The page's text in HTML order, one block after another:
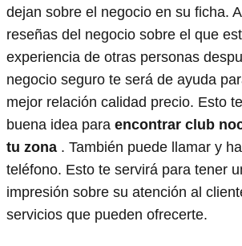
dejan sobre el negocio en su ficha.
reseñas del negocio sobre el que
experiencia de otras personas
negocio seguro te será de ayuda
mejor relación calidad precio. Esto
buena idea para encontrar club
tu zona . También puede llamar y
teléfono. Esto te servirá para tener
impresión sobre su atención al
servicios que pueden ofrecerte.